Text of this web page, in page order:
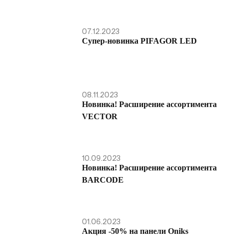
07.12.2023
Супер-новинка PIFAGOR LED
08.11.2023
Новинка! Расширение ассортимента
VECTOR
10.09.2023
Новинка! Расширение ассортимента
BARCODE
01.06.2023
Акция -50% на панели Oniks